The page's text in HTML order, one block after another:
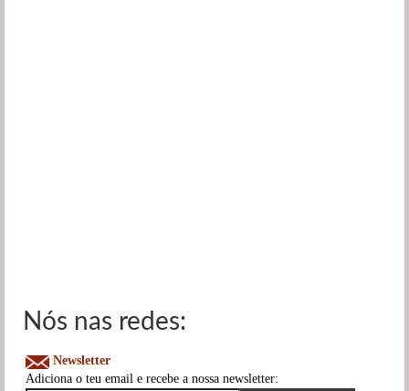
Nós nas redes:
Newsletter
Adiciona o teu email e recebe a nossa newsletter: